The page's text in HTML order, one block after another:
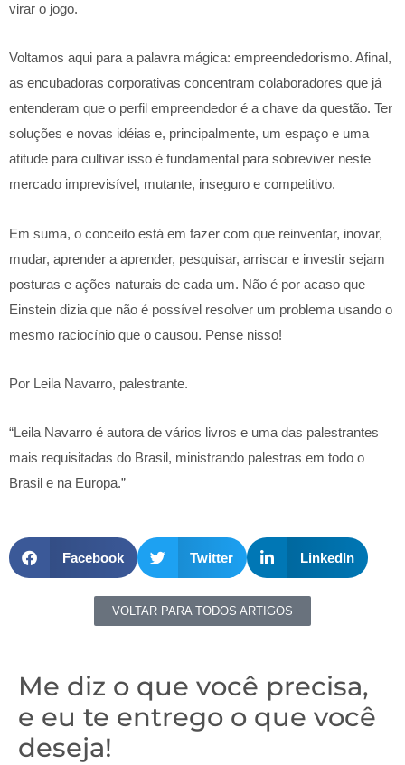
virar o jogo.
Voltamos aqui para a palavra mágica: empreendedorismo. Afinal,
as encubadoras corporativas concentram colaboradores que já
entenderam que o perfil empreendedor é a chave da questão. Ter
soluções e novas idéias e, principalmente, um espaço e uma
atitude para cultivar isso é fundamental para sobreviver neste
mercado imprevisível, mutante, inseguro e competitivo.
Em suma, o conceito está em fazer com que reinventar, inovar,
mudar, aprender a aprender, pesquisar, arriscar e investir sejam
posturas e ações naturais de cada um. Não é por acaso que
Einstein dizia que não é possível resolver um problema usando o
mesmo raciocínio que o causou. Pense nisso!
Por Leila Navarro, palestrante.
“Leila Navarro é autora de vários livros e uma das palestrantes
mais requisitadas do Brasil, ministrando palestras em todo o
Brasil e na Europa.”
Facebook Twitter LinkedIn
VOLTAR PARA TODOS ARTIGOS
Me diz o que você precisa,
e eu te entrego o que você
deseja!